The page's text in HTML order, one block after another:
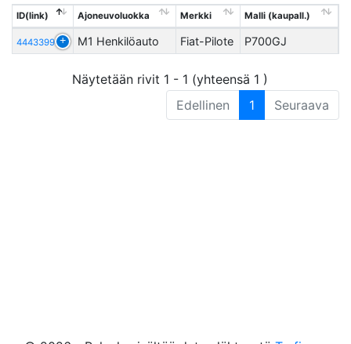
ID(link) Ajoneuvoluokka Merkki Malli (kaupall.)
4443399 M1 Henkilöauto Fiat-Pilote P700GJ
Näytetään rivit 1 - 1 (yhteensä 1 )
Edellinen
1 Seuraava